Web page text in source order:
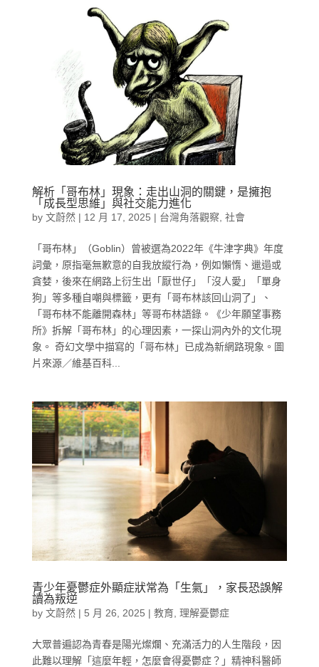
解析「哥布林」現象：走出山洞的關鍵，是擁抱
「成長型思維」與社交能力進化
by 文蔚然| 12 月 17, 2025 | 台灣角落觀察 社會
「哥布林」（Goblin）曾被選為2022年《牛津字典》年度
詞彙，原指毫無歉意的自我放縱行為，例如懶惰、邋遢或
貪婪，後來在網路上衍生出「厭世仔」「沒人愛」「單身
狗」等多種自嘲與標籤，更有「哥布林該回山洞了」、
「哥布林不能離開森林」等哥布林語錄。《少年願望事務
所》拆解「哥布林」的心理因素，一探山洞內外的文化現
象。 奇幻文學中描寫的「哥布林」已成為新網路現象。圖
片來源／維基百科...
青少年憂鬱症外顯症狀常為「生氣」，家長恐誤解
讀為叛逆
by 文蔚然| 5 月 26, 2025 | 教育, 理解憂鬱症
大眾普遍認為青春是陽光燦爛、充滿活力的人生階段，因
此難以理解「這麼年輕，怎麼會得憂鬱症？」精神科醫師